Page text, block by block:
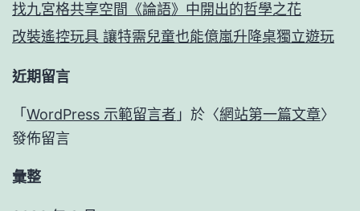
找九宮格共享空間《論語》中開出的哲學之花
改裝遙控玩具 讓特需兒童也能億嵐升降桌獨立遊玩
近期留言
「 WordPress 示範留言者 」於〈網站第一篇文章〉
發佈留言
彙整